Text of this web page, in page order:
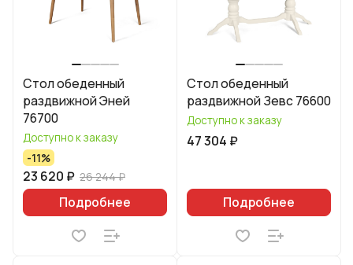
Стол обеденный
раздвижной Эней
76700
Доступно к заказу
-11%
23 620 ₽ 26 244 ₽
Подробнее
Стол обеденный
раздвижной Зевс 76600
Доступно к заказу
47 304 ₽
Подробнее